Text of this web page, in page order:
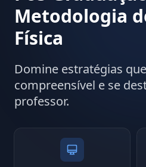
Metodologia
Física
Domine estratégias
compreensível e se
professor.